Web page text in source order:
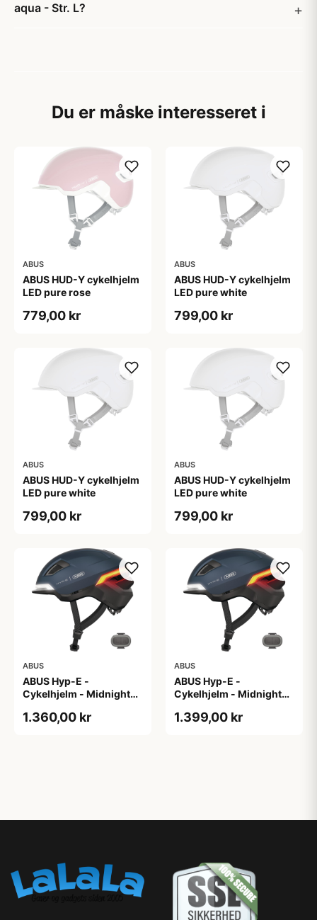
aqua - Str. L?
Du er måske interesseret i
ABUS
ABUS HUD-Y cykelhjelm
LED pure rose
779,00 kr
ABUS
ABUS HUD-Y cykelhjelm
LED pure white
799,00 kr
ABUS
ABUS HUD-Y cykelhjelm
LED pure white
799,00 kr
ABUS
ABUS HUD-Y cykelhjelm
LED pure white
799,00 kr
ABUS
ABUS Hyp-E -
Cykelhjelm - Midnight
1.360,00 kr
ABUS
ABUS Hyp-E -
Cykelhjelm - Midnight
1.399,00 kr